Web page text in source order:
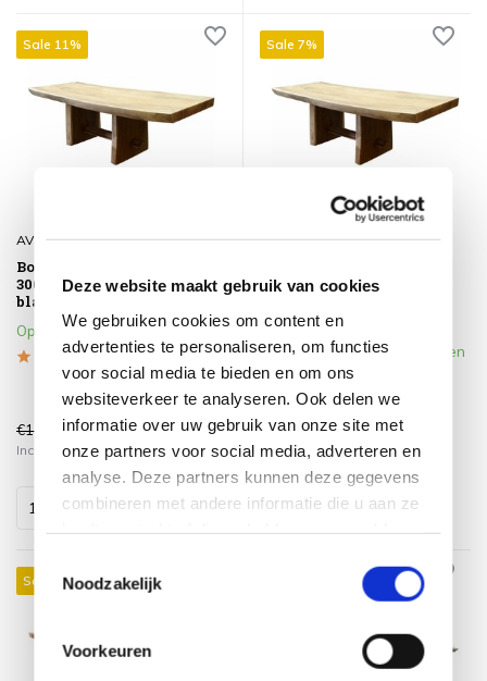
Deze website maakt gebruik van cookies
We gebruiken cookies om content en
advertenties te personaliseren, om functies
voor social media te bieden en om ons
websiteverkeer te analyseren. Ook delen we
informatie over uw gebruik van onze site met
onze partners voor social media, adverteren en
analyse. Deze partners kunnen deze gegevens
combineren met andere informatie die u aan ze
Noodzakelijk
Voorkeuren
Sale 11%
AVH-Collectie
Boomstamtafel kopzit
300x100xH77,5 cm -
bladdikte 10 cm
Op voorraad
€1.899,00 €1.699,00
Incl. btw
Sale 7%
AVH-Collectie
250x100xH77,5 cm -
Wij verwachten vanaf 18
augustus 2026 weer te kunnen
leveren.
€1.499,00 €1.399,00
Incl. btw
Sale 28%